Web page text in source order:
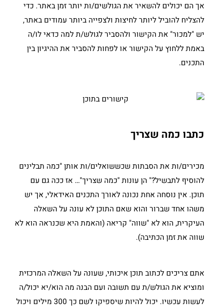
אך הם יכולים להשאיר את הגולשים/ות יותר זמן באתר. כדי
להצליח להוביל ליותר לחיצות ולצפייה ביותר עמודים באתר,
יש "למכור" את הקישור ולהסביר לגולש/ת למה כדאי לו/ה
באמת ללחוץ על הקישור או לפחות להסביר את ההיגיון בין
התכנים.
כתבו כמה שצריך
מכירים/ות את הסבתות שכששואלים/ות אותן "כמה תבלינים
להוסיף לתבשיל?" הן עונות "כמה שצריך"… אז ככה גם עם
תוכן. אין נוסחה אחת נכונה לאורך התכנים האידאלי, אך יש
משהו אחד שברור והוא שאם התוכן לא עונה על השאלה
העיקרית, הוא לא "שווה" קריאה (והאמת היא שכנראה הוא לא
שווה את זמן הכתיבה).
אתם צריכים לכתוב תוכן איכותי, שעונה על השאלה המרכזית
ומוציא את הגולש/ת עם תשובה ועם הבנה מה הוא/יא יכול/ה
לעשות עכשיו. יכול להיות שיספיקו לשם כך 300 מילים ויכול